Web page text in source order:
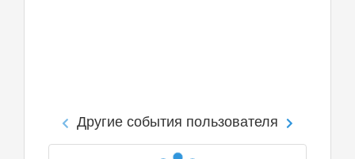
Другие события пользователя